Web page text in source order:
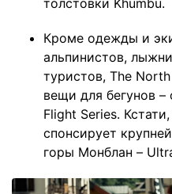
Кроме одежды и
альпинистов,
туристов, The
вещи для бегунов –
Flight Series.
спонсирует
горы Монблан –